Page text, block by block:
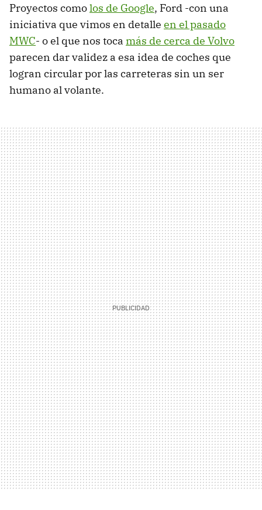
Proyectos comolos de Google, Ford -con una
iniciativa que vimos en detalle en el pasado
MWC- o el que nos toca más de cerca de Volvo
parecen dar validez a esa idea de coches que
logran circular por las carreteras sin un ser
humano al volante.